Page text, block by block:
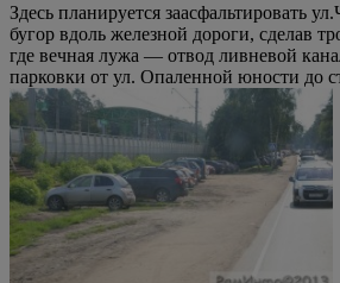
Здесь планируется заасфальтировать
бугор вдоль железной дороги, сделав
где вечная лужа — отвод ливневой
парковки от ул. Опаленной юности до